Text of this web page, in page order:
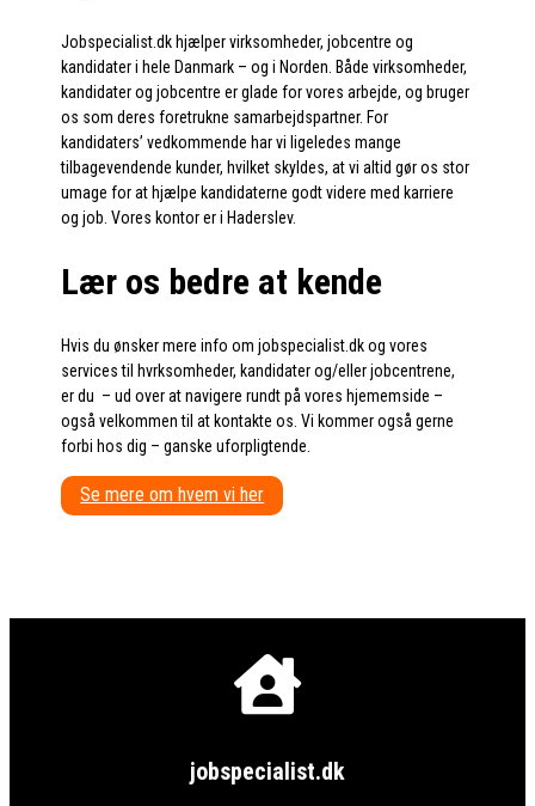
Jobspecialist.dk hjælper virksomheder, jobcentre og
kandidater i hele Danmark – og i Norden. Både virksomheder,
kandidater og jobcentre er glade for vores arbejde, og bruger
os som deres foretrukne samarbejdspartner. For
kandidaters’ vedkommende har vi ligeledes mange
tilbagevendende kunder, hvilket skyldes, at vi altid gør os stor
umage for at hjælpe kandidaterne godt videre med karriere
og job. Vores kontor er i Haderslev.
Lær os bedre at kende
Hvis du ønsker mere info om jobspecialist.dk og vores
services til hvrksomheder, kandidater og/eller jobcentrene,
er du – ud over at navigere rundt på vores hjememside –
også velkommen til at kontakte os. Vi kommer også gerne
forbi hos dig – ganske uforpligtende.
Se mere om hvem vi her

jobspecialist.dk